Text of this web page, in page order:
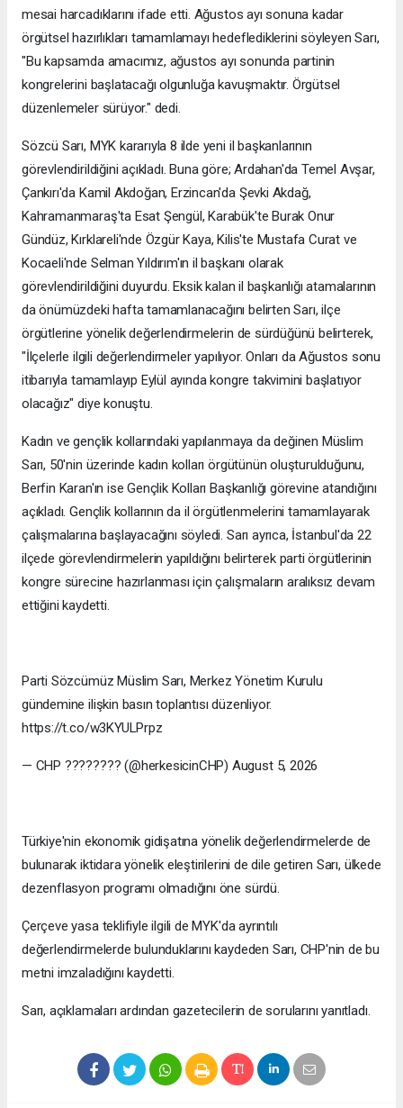
mesai harcadıklarını ifade etti. Ağustos ayı sonuna kadar
örgütsel hazırlıkları tamamlamayı hedeflediklerini söyleyen Sarı,
"Bu kapsamda amacımız, ağustos ayı sonunda partinin
kongrelerini başlatacağı olgunluğa kavuşmaktır. Örgütsel
düzenlemeler sürüyor." dedi.
Sözcü Sarı, MYK kararıyla 8 ilde yeni il başkanlarının
görevlendirildiğini açıkladı. Buna göre; Ardahan'da Temel Avşar,
Çankırı'da Kamil Akdoğan, Erzincan'da Şevki Akdağ,
Kahramanmaraş'ta Esat Şengül, Karabük'te Burak Onur
Gündüz, Kırklareli'nde Özgür Kaya, Kilis'te Mustafa Curat ve
Kocaeli'nde Selman Yıldırım'ın il başkanı olarak
görevlendirildiğini duyurdu. Eksik kalan il başkanlığı atamalarının
da önümüzdeki hafta tamamlanacağını belirten Sarı, ilçe
örgütlerine yönelik değerlendirmelerin de sürdüğünü belirterek,
"İlçelerle ilgili değerlendirmeler yapılıyor. Onları da Ağustos sonu
itibarıyla tamamlayıp Eylül ayında kongre takvimini başlatıyor
olacağız" diye konuştu.
Kadın ve gençlik kollarındaki yapılanmaya da değinen Müslim
Sarı, 50'nin üzerinde kadın kolları örgütünün oluşturulduğunu,
Berfin Karan'ın ise Gençlik Kolları Başkanlığı görevine atandığını
açıkladı. Gençlik kollarının da il örgütlenmelerini tamamlayarak
çalışmalarına başlayacağını söyledi. Sarı ayrıca, İstanbul'da 22
ilçede görevlendirmelerin yapıldığını belirterek parti örgütlerinin
kongre sürecine hazırlanması için çalışmaların aralıksız devam
ettiğini kaydetti.
Parti Sözcümüz Müslim Sarı, Merkez Yönetim Kurulu
gündemine ilişkin basın toplantısı düzenliyor.
https://t.co/w3KYULPrpz
— CHP ???????? (@herkesicinCHP) August 5, 2026
Türkiye'nin ekonomik gidişatına yönelik değerlendirmelerde de
bulunarak iktidara yönelik eleştirilerini de dile getiren Sarı, ülkede
dezenflasyon programı olmadığını öne sürdü.
Çerçeve yasa teklifiyle ilgili de MYK'da ayrıntılı
değerlendirmelerde bulunduklarını kaydeden Sarı, CHP'nin de bu
metni imzaladığını kaydetti.
Sarı, açıklamaları ardından gazetecilerin de sorularını yanıtladı.